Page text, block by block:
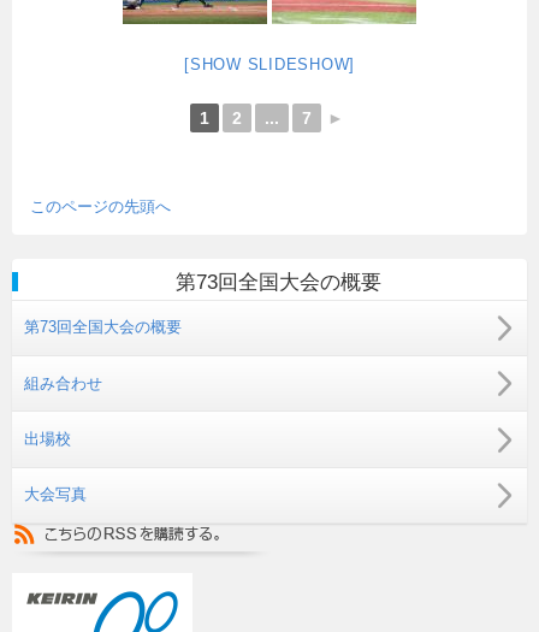
[SHOW SLIDESHOW]
1 2 ... 7 ►
このページの先頭へ
第73回全国大会の概要
第73回全国大会の概要
組み合わせ
出場校
大会写真